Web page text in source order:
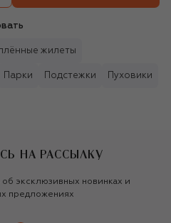
жилеты
Парки Подстежки Пуховики
НА РАССЫЛКУ
об эксклюзивных новинках и
предложениях